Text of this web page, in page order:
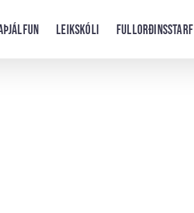
Leikskóli Fullorðinsstarf